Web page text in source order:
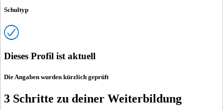
Schultyp
Dieses Profil ist aktuell
Die Angaben wurden kürzlich geprüft
3 Schritte zu deiner Weiterbildung